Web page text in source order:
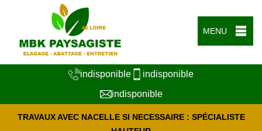
MENU
indisponible
indisponible
indisponible
TRAVAUX AVEC NACELLE SI NECESSAIRE : SPÉCIALISTE